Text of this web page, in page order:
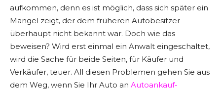
aufkommen, denn es ist möglich, dass sich später ein
Mangel zeigt, der dem früheren Autobesitzer
überhaupt nicht bekannt war. Doch wie das
beweisen? Wird erst einmal ein Anwalt eingeschaltet,
wird die Sache für beide Seiten, für Käufer und
Verkäufer, teuer. All diesen Problemen gehen Sie aus
dem Weg, wenn Sie Ihr Auto an Autoankauf-